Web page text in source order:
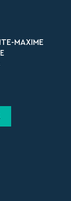
MAXIME